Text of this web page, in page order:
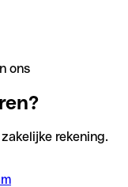
ons
rekening.